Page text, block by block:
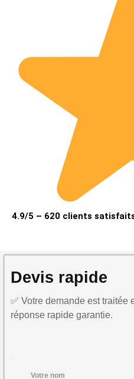
4.9/5 – 620 clients
Devis rapide
✅ Votre demande est traitée
réponse rapide garantie.
Votre nom